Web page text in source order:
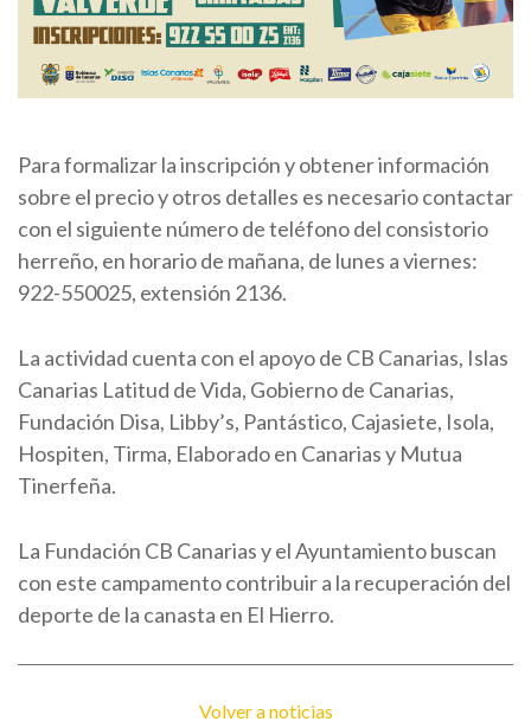
Para formalizar la inscripción y obtener información
sobre el precio y otros detalles es necesario contactar
con el siguiente número de teléfono del consistorio
herreño, en horario de mañana, de lunes a viernes:
922-550025, extensión 2136.
La actividad cuenta con el apoyo de CB Canarias, Islas
Canarias Latitud de Vida, Gobierno de Canarias,
Fundación Disa, Libby’s, Pantástico, Cajasiete, Isola,
Hospiten, Tirma, Elaborado en Canarias y Mutua
Tinerfeña.
La Fundación CB Canarias y el Ayuntamiento buscan
con este campamento contribuir a la recuperación del
deporte de la canasta en El Hierro.
Volver a noticias